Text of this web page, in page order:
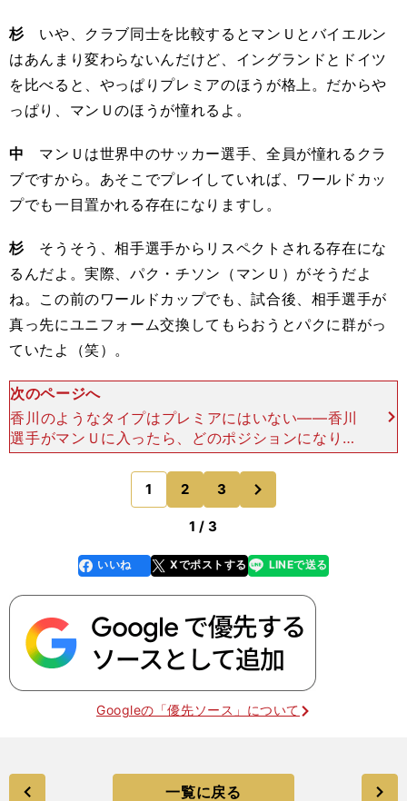
杉いや、クラブ同士を比較するとマンＵとバイエルン
はあんまり変わらないんだけど、イングランドとドイツ
を比べると、やっぱりプレミアのほうが格上。だからや
っぱり、マンＵのほうが憧れるよ。
中 マンＵは世界中のサッカー選手、全員が憧れるクラ
ブですから。あそこでプレイしていれば、ワールドカッ
プでも一目置かれる存在になりますし。
杉そうそう、相手選手からリスペクトされる存在にな
るんだよ。実際、パク・チソン（マンＵ）がそうだよ
ね。この前のワールドカップでも、試合後、相手選手が
真っ先にユニフォーム交換してもらおうとパクに群がっ
ていたよ（笑）。
次のページへ
香川のようなタイプはプレミアにはいない――香川
選手がマンＵに入ったら、どのポジションになりそ
うですか？杉 マンＵの基本フォーメーションは、
４－２－３－１か４－４－１－１。その変形として
４－３－
1 2 3
1 / 3
faceboo
k
いいね Xでポストする
line LINEで送る
Googleの「優先ソース」について
一覧に戻る